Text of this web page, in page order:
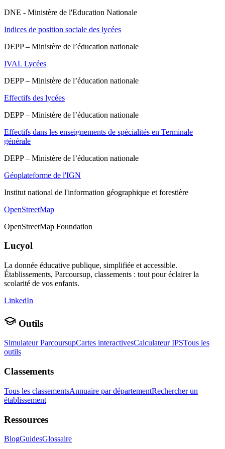
DNE - Ministère de l'Education Nationale
Indices de position sociale des lycées
DEPP – Ministère de l’éducation nationale
IVAL Lycées
DEPP – Ministère de l’éducation nationale
Effectifs des lycées
DEPP – Ministère de l’éducation nationale
Effectifs dans les enseignements de spécialités en Terminale
générale
DEPP – Ministère de l’éducation nationale
Géoplateforme de l'IGN
Institut national de l'information géographique et forestière
OpenStreetMap
OpenStreetMap Foundation
Lucyol
La donnée éducative publique, simplifiée et accessible.
Établissements, Parcoursup, classements : tout pour éclairer la
scolarité de vos enfants.
LinkedIn
Outils
Simulateur ParcoursupCartes interactivesCalculateur IPSTous les
outils
Classements
Tous les classementsAnnuaire par départementRechercher un
établissement
Ressources
BlogGuidesGlossaire